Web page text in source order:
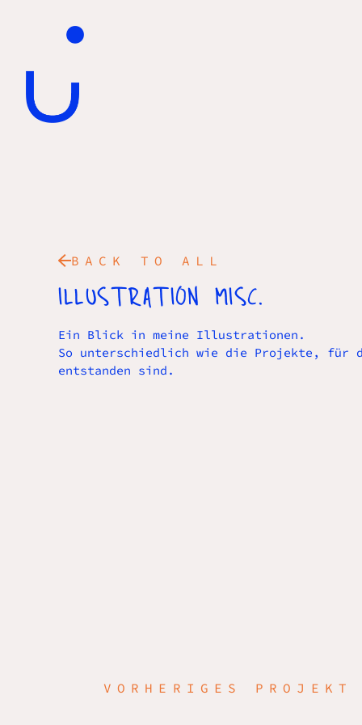
BACK TO ALL
ILLUSTRATION MISC.
Ein Blick in meine Illustrationen.
So unterschiedlich wie die Projekte, für
entstanden sind.
VORHERIGES PROJEKT